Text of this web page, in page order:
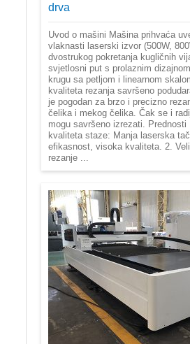
drva
Uvod o mašini Mašina prihvaća
vlaknasti laserski izvor (500W,
dvostrukog pokretanja kugličnih
svjetlosni put s prolaznim
krugu sa petljom i linearnom
kvaliteta rezanja savršeno
je pogodan za brzo i precizno
čelika i mekog čelika. Čak se i
mogu savršeno izrezati. Prednosti
kvaliteta staze: Manja laserska
efikasnost, visoka kvaliteta. 2.
rezanje ...